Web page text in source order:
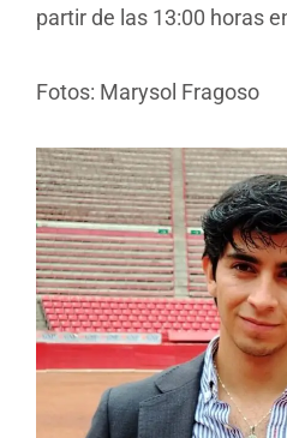
partir de las 13:00 horas
Fotos: Marysol Fragoso